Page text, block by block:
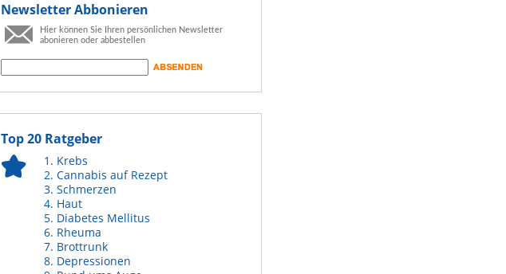
Newsletter Abbonieren
Hier können Sie Ihren persönlichen Newsletter
abonieren oder abbestellen
Top 20 Ratgeber
Krebs
Cannabis auf Rezept
Schmerzen
Haut
Diabetes Mellitus
Rheuma
Brottrunk
Depressionen